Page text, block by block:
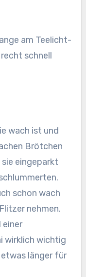
am Teelicht-
schnell
wach ist und
Brötchen
sie eingeparkt
schon wach
nehmen.
einer
wirklich wichtig
länger für